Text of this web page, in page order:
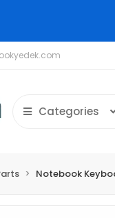
Categories
Notebook